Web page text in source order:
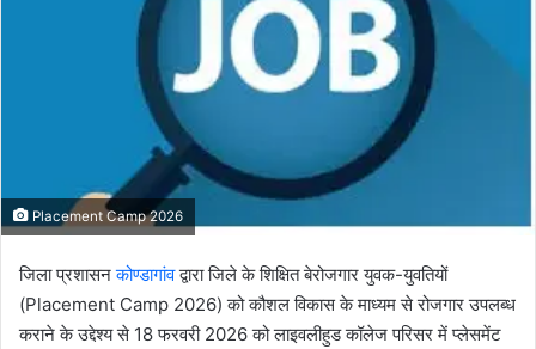
Placement Camp 2026
जिला प्रशासनकोण्डागांवद्वारा जिले के शिक्षित बेरोजगार युवक-युवतियों
(Placement Camp 2026) को कौशल विकास के माध्यम से रोजगार उपलब्ध
कराने के उद्देश्य से 18 फरवरी 2026 को लाइवलीहुड कॉलेज परिसर में प्लेसमेंट